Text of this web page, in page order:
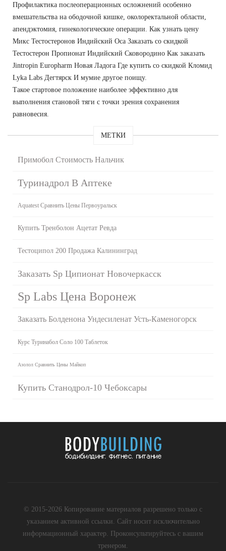
Профилактика послеоперационных осложнений особенно
вмешательства на ободочной кишке, околоректальной области,
апендэктомия, гинекологические операции. Как узнать цену
Микс Тестостеронов Индийский Оса Заказать со скидкой
Тестостерон Пропионат Индийский Сковородино Как заказать
Jintropin Europharm Новая Ладога Где купить со скидкой Кломид
Lyka Labs Дегтярск И мумие другое поищу.
Такое стартовое положение наиболее эффективно для
выполнения становой тяги с точки зрения сохранения
равновесия.
МЕТКИ
Примобол Стоимость Нальчик
Туринадрол В Аптеке
Aquatest Сравнить Цены Первоуральск
Купить Тренболон Ацетат Ревда
Тестоципол 200 Продажа Калининград
Заказать Sp Ципионат Новочеркасск
Sp Labs Цена Воронеж
Заказать Болденона Ундесиленат Усть-Каменогорск
Курс Туринабол Соло 100 Таблеток
Азолол Сравнить Цены Майкоп
Купить Станодрол-10 Чебоксары
© 2015-2026 Копирование материалов разрешено только с
указанием активной ссылки. Сайт носит исключительно
информационный характер. Проконсультируйтесь с вашим
тренером.